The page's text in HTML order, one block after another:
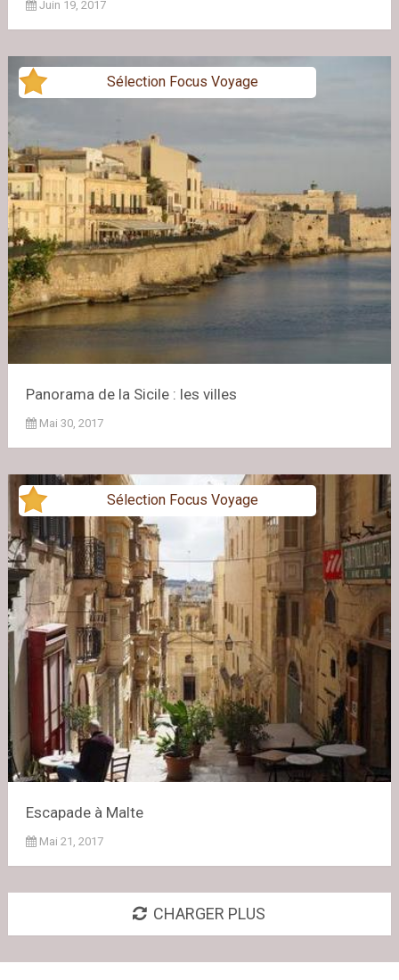
Juin 19, 2017
Sélection Focus Voyage
Panorama de la Sicile : les villes
Mai 30, 2017
Sélection Focus Voyage
Escapade à Malte
Mai 21, 2017
CHARGER PLUS